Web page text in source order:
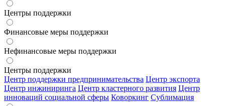
Центры поддержки
Финансовые меры поддержки
Нефинансовые меры поддержки
Центры поддержки
Центр поддержки предпринимательства Центр экспорта
Центр инжиниринга Центр кластерного развития Центр
инноваций социальной сферы Коворкинг Сублимация